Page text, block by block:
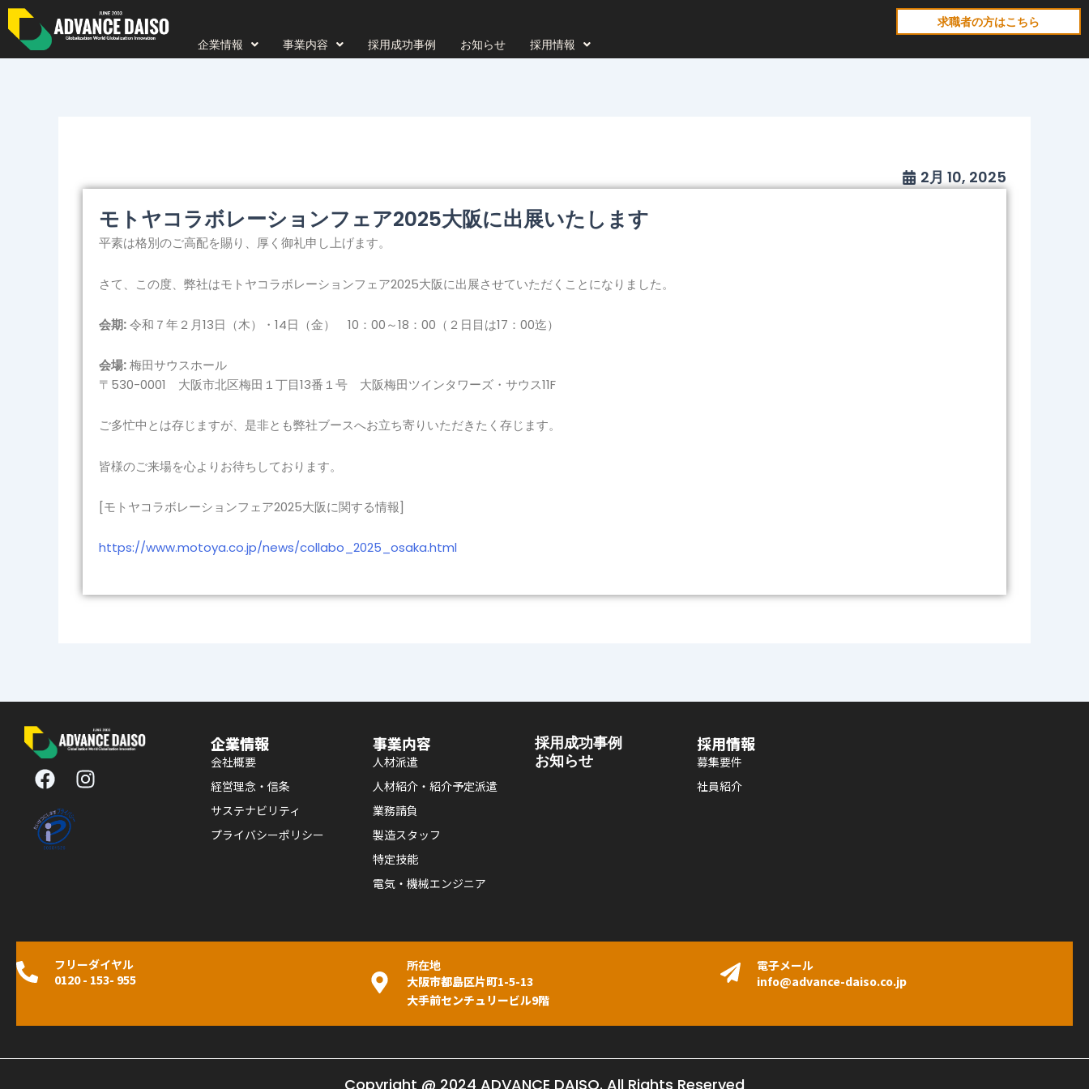
内
容
を
企業情報 事業内容 採用成功事例 お知らせ 採用情報
求職者の方はこちら
2月 10, 2025
モトヤコラボレーションフェア2025大阪に出展いたします
平素は格別のご高配を賜り、厚く御礼申し上げます。
さて、この度、弊社はモトヤコラボレーションフェア2025大阪に出展させていただくことになりました。
会期:令和７年２月13日（木）・14日（金） 10：00～18：00（２日目は17：00迄）
会場:梅田サウスホール
〒530-0001 大阪市北区梅田１丁目13番１号 大阪梅田ツインタワーズ・サウス11F
ご多忙中とは存じますが、是非とも弊社ブースへお立ち寄りいただきたく存じます。
皆様のご来場を心よりお待ちしております。
[モトヤコラボレーションフェア2025大阪に関する情報]
https://www.motoya.co.jp/news/collabo_2025_osaka.html
F
a
c
e
b
I
n
企業情報
会社概要
経営理念・信条
サステナビリティ
プライバシーポリシー
事業内容
人材派遣
人材紹介・紹介予定派遣
業務請負
製造スタッフ
特定技能
電気・機械エンジニア
採用成功事例
お知らせ
採用情報
募集要件
社員紹介
フリーダイヤル
0120 - 153- 955
所在地
大阪市都島区片町1-5-13
大手前センチュリービル9階
電子メール
info@advance-daiso.co.jp
Copyright @ 2024 ADVANCE DAISO. All Rights Reserved